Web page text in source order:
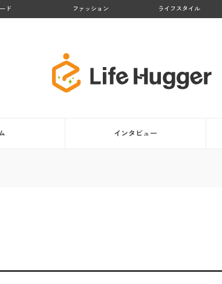
ド ファッション ライフスタイル
インタビュー